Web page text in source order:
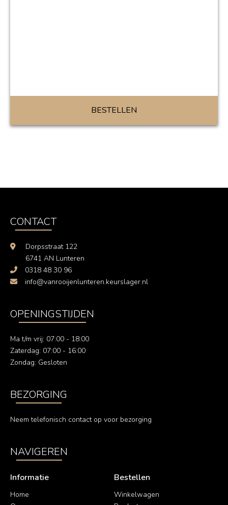
BESTELLEN
CONTACT
Dorpsstraat 122
6741 AN Lunteren
0318 48 30 96
info@vanrooijenlunteren.keurslager.nl
OPENINGSTIJDEN
Ma t/m vrij: 07:00 - 18:00
Zaterdag: 07:00 - 16:00
Zondag: Gesloten
BEZORGING
Neem telefonisch contact op voor bezorging
NAVIGEREN
Informatie
Home
Bestellen
Winkelwagen